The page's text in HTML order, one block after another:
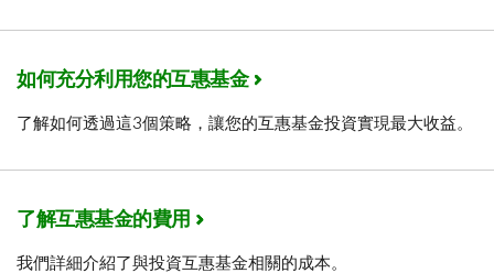
如何充分利用您的互惠基金
了解如何透過這3個策略，讓您的互惠基金投資實現最大收益。
了解互惠基金的費用
我們詳細介紹了與投資互惠基金相關的成本。